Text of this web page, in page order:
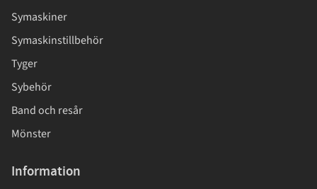
Symaskiner
Symaskinstillbehör
Tyger
Sybehör
Band och resår
Mönster
Information